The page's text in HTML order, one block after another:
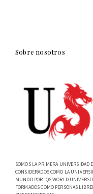
Sobre nosotros
SOMOS LA PRIMERA UNIVERSIDAD
CONSIDERADOS COMO LA
MUNDO POR 'QS WORLD
FORMADOS COMO PERSONAS